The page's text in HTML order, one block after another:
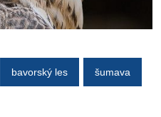
bavorský les šumava